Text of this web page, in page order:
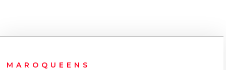
MAROQUEENS